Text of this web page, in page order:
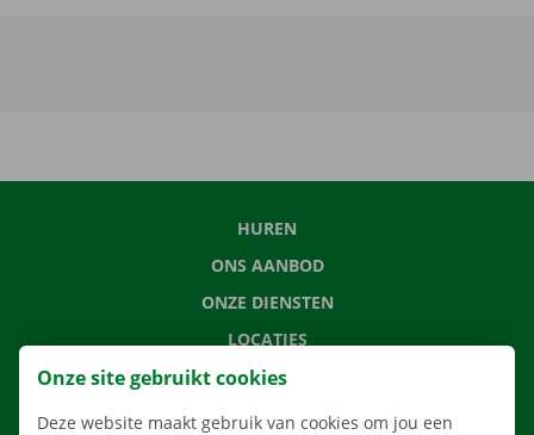
HUREN
ONS AANBOD
ONZE DIENSTEN
LOCATIES
APP
VERHUISOPLOSSINGEN
Onze site gebruikt cookies
Deze website maakt gebruik van cookies om jou een